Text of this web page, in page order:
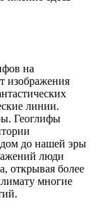
на
изображения
линии.
Геоглифы
до нашей эры
люди
открывая более
многие